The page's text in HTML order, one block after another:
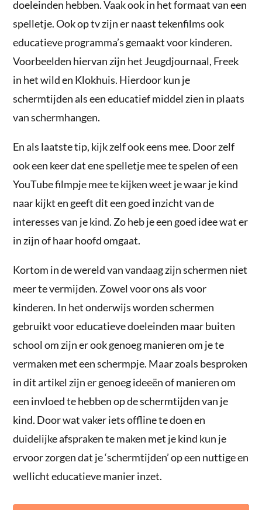
doeleinden hebben. Vaak ook in het formaat van een
spelletje. Ook op tv zijn er naast tekenfilms ook
educatieve programma’s gemaakt voor kinderen.
Voorbeelden hiervan zijn het Jeugdjournaal, Freek
in het wild en Klokhuis. Hierdoor kun je
schermtijden als een educatief middel zien in plaats
van schermhangen.
En als laatste tip, kijk zelf ook eens mee. Door zelf
ook een keer dat ene spelletje mee te spelen of een
YouTube filmpje mee te kijken weet je waar je kind
naar kijkt en geeft dit een goed inzicht van de
interesses van je kind. Zo heb je een goed idee wat er
in zijn of haar hoofd omgaat.
Kortom in de wereld van vandaag zijn schermen niet
meer te vermijden. Zowel voor ons als voor
kinderen. In het onderwijs worden schermen
gebruikt voor educatieve doeleinden maar buiten
school om zijn er ook genoeg manieren om je te
vermaken met een schermpje. Maar zoals besproken
in dit artikel zijn er genoeg ideeën of manieren om
een invloed te hebben op de schermtijden van je
kind. Door wat vaker iets offline te doen en
duidelijke afspraken te maken met je kind kun je
ervoor zorgen dat je ‘schermtijden’ op een nuttige en
wellicht educatieve manier inzet.